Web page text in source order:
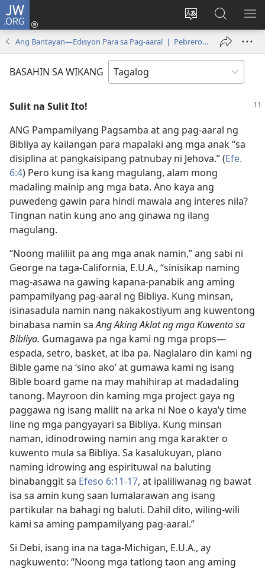
JW.ORG
Baguhin
ng
Mag-
log
In
bubukas
sa
JW.ORG
Ang Bantayan—Edisyon Para sa Pag-aaral | Pebrero 2011
BASAHIN SA WIKANG
Sulit na Sulit Ito!
ANG Pampamilyang Pagsamba at ang pag-aaral ng
Bibliya ay kailangan para mapalaki ang mga anak “sa
disiplina at pangkaisipang patnubay ni Jehova.” (Efe.
6:4) Pero kung isa kang magulang, alam mong
madaling mainip ang mga bata. Ano kaya ang
puwedeng gawin para hindi mawala ang interes nila?
Tingnan natin kung ano ang ginawa ng ilang
magulang.
“Noong maliliit pa ang mga anak namin,” ang sabi ni
George na taga-California, E.U.A., “sinisikap naming
mag-asawa na gawing kapana-panabik ang aming
pampamilyang pag-aaral ng Bibliya. Kung minsan,
isinasadula namin nang nakakostiyum ang kuwentong
binabasa namin saAng Aking Aklat ng mga Kuwento sa
Bibliya. Gumagawa pa nga kami ng mga props​—
espada, setro, basket, at iba pa. Naglalaro din kami ng
Bible game na ‘sino ako’ at gumawa kami ng isang
Bible board game na may mahihirap at madadaling
tanong. Mayroon din kaming mga project gaya ng
paggawa ng isang maliit na arka ni Noe o kaya’y time
line ng mga pangyayari sa Bibliya. Kung minsan
naman, idinodrowing namin ang mga karakter o
kuwento mula sa Bibliya. Sa kasalukuyan, plano
naming idrowing ang espirituwal na baluting
binabanggit sa Efeso 6:11-17, at ipaliliwanag ng bawat
isa sa amin kung saan lumalarawan ang isang
partikular na bahagi ng baluti. Dahil dito, wiling-wili
kami sa aming pampamilyang pag-aaral.”
Si Debi, isang ina na taga-Michigan, E.U.A., ay
nagkuwento: “Noong mga tatlong taon ang aming